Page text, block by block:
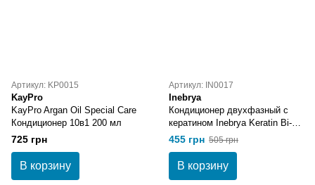
Артикул: KP0015
KayPro
KayPro Argan Oil Special Care
Кондиционер 10в1 200 мл
725 грн
В корзину
Артикул: IN0017
Inebrya
Кондиционер двухфазный с
кератином Inebrya Keratin Bi-
Phase Conditioner 200 мл
455 грн 505 грн
В корзину